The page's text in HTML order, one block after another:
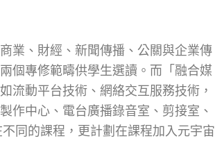
業、財經、新聞傳播、公關與企業傳
個專修範疇供學生選讀。而「融合媒
流動平台技術、網絡交互服務技術，
作中心、電台廣播錄音室、剪接室、
同的課程，更計劃在課程加入元宇宙